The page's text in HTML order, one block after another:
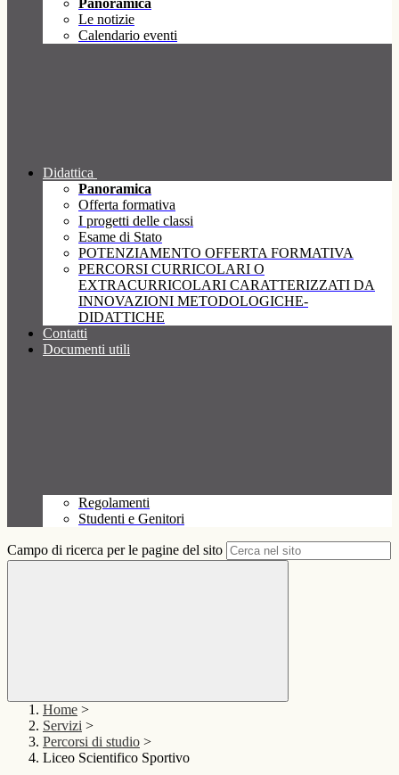
Panoramica
Le notizie
Calendario eventi
Didattica
Panoramica
Offerta formativa
I progetti delle classi
Esame di Stato
POTENZIAMENTO OFFERTA FORMATIVA
PERCORSI CURRICOLARI O
EXTRACURRICOLARI CARATTERIZZATI DA
INNOVAZIONI METODOLOGICHE-
DIDATTICHE
Contatti
Documenti utili
Regolamenti
Studenti e Genitori
Campo di ricerca per le pagine del sito
Home >
Servizi >
Percorsi di studio >
Liceo Scientifico Sportivo